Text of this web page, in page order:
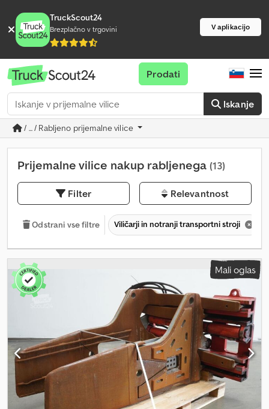
TruckScout24
Brezplačno v trgovini V aplikacijo
Iskanje
Prodati
/ ... / Rabljeno prijemalne vilice
Prijemalne vilice nakup rabljenega (13)
Filter Relevantnost
Odstrani vse filtre Viličarji in notranji transportni stroji
Mali oglas